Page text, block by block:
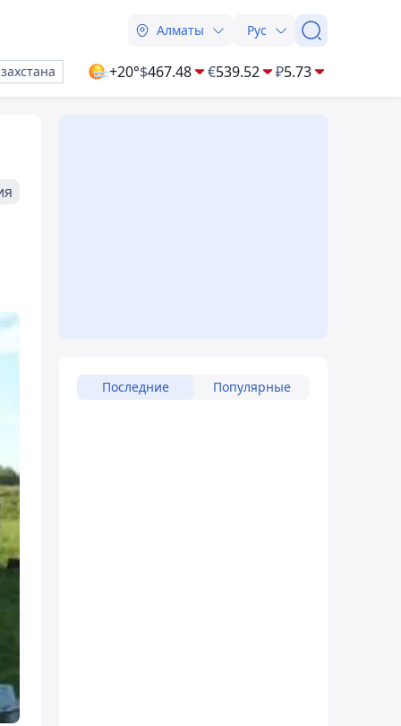
Алматы Рус
+20°$467.48 €539.52 ₽5.73
Последние Популярные